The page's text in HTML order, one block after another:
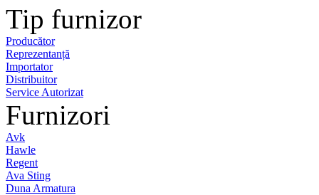
Tip furnizor
Producător
Reprezentanță
Importator
Distribuitor
Service Autorizat
Furnizori
Avk
Hawle
Regent
Ava Sting
Duna Armatura